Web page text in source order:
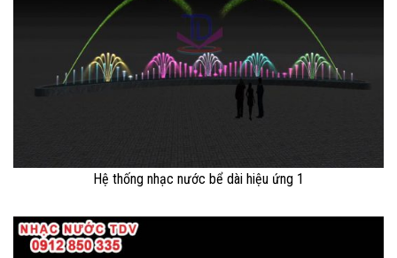
Hệ thống nhạc nước bể dài hiệu ứng 1